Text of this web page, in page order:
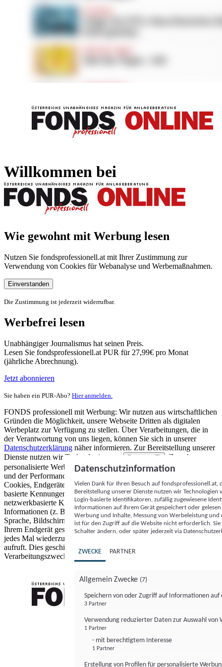
Willkommen bei
Wie gewohnt mit Werbung lesen
Nutzen Sie fondsprofessionell.at mit Ihrer Zustimmung zur
Verwendung von Cookies für Webanalyse und Werbemaßnahmen.
Einverstanden
Die Zustimmung ist jederzeit widerrufbar.
Werbefrei lesen
Unabhängiger Journalismus hat seinen Preis.
Lesen Sie fondsprofessionell.at PUR für 27,99€ pro Monat
(jährliche Abrechnung).
Jetzt abonnieren
Sie haben ein PUR-Abo? Hier anmelden.
FONDS professionell mit Werbung: Wir nutzen aus wirtschaftlichen
Gründen die Möglichkeit, unsere Webseite Dritten als digitalen
Werbeplatz zur Verfügung zu stellen. Über Verarbeitungen, die in
der Verantwortung von uns liegen, können Sie sich in unserer
Datenschutzerklärung näher informieren. Zur Bereitstellung unserer
Dienste nutzen wir Technologien von
Partnern (5)
. Zwecke:
personalisierte Werbung und Inhalte, Messung von Werbeleistung
und der Performance von Inhalten sowie Zielgruppenforschung.
Cookies, Endgeräte- oder ähnliche Online-Kennungen (z. B. login-
basierte Kennungen, zufällig generierte Kennungen,
netzwerkbasierte Kennungen) können zusammen mit anderen
Informationen (z. B. Browsertyp und Browserinformationen,
Sprache, Bildschirmgröße, unterstützte Technologien usw.) auf
Ihrem Endgerät gespeichert oder von dort ausgelesen werden, um es
jedes Mal wiederzuerkennen, wenn es eine App oder einer Webseite
aufruft. Dies geschieht für einen oder mehrere der hier aufgeführten
Verarbeitungszwecke.
Datenschutzinformation
Vielen Dank für Ihren Besuch auf
Bereitstellung unserer Dienste nutzen wir Technologien
Login-basierte Identifikatoren, zufällig zugewiesene
Informationen auf Ihrem Gerät gespeichert oder
Werbung und Inhalte, Messung von Werbeleistung
ist für den Zugriff auf die Website nicht erforderlich.
Schalter ändern, oder später jederzeit via
ZWECKE PARTNER
Allgemein Zwecke (7)
Speichern von oder Zugriff auf Informationen auf
3 Partner
Verwendung reduzierter Daten zur Auswahl von
1 Partner
- mit berechtigtem Interesse
1 Partner
Erstellung von Profilen für personalisierte
FONDS professionell